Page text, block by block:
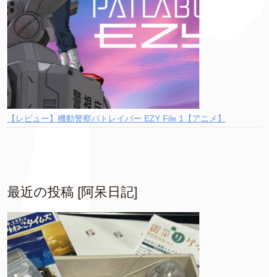
【レビュー】機動警察パトレイバー EZY File 1【アニメ】
最近の投稿 [阿呆日記]